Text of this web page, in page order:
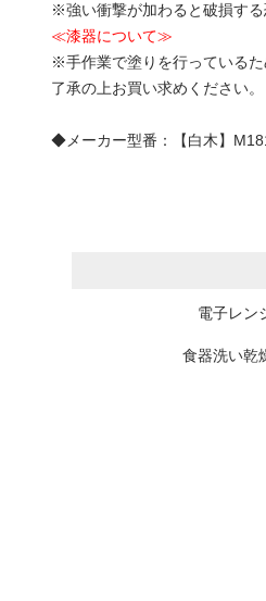
※強い衝撃が加わると破損する
≪漆器について≫
※手作業で塗りを行っている
了承の上お買い求めください。
◆メーカー型番：【白木】
電子レン
食器洗い乾